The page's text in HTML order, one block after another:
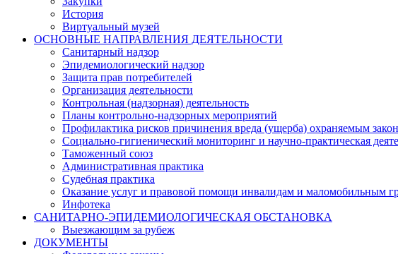
История
Виртуальный музей
ОСНОВНЫЕ НАПРАВЛЕНИЯ ДЕЯТЕЛЬНОСТИ
Санитарный надзор
Эпидемиологический надзор
Защита прав потребителей
Организация деятельности
Контрольная (надзорная) деятельность
Планы контрольно-надзорных мероприятий
Профилактика рисков причинения вреда (ущерба) охраняемым
Социально-гигиенический мониторинг и научно-практическая
Таможенный союз
Административная практика
Судебная практика
Оказание услуг и правовой помощи инвалидам и маломобильным
Инфотека
САНИТАРНО-ЭПИДЕМИОЛОГИЧЕСКАЯ ОБСТАНОВКА
Выезжающим за рубеж
ДОКУМЕНТЫ